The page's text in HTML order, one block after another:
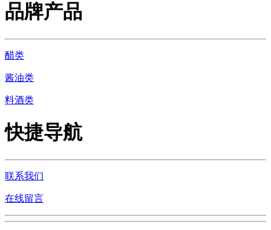
品牌产品
醋类
酱油类
料酒类
快捷导航
联系我们
在线留言